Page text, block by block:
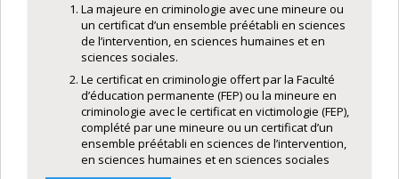
La majeure en criminologie avec une mineure ou
un certificat d’un ensemble préétabli en sciences
de l’intervention, en sciences humaines et en
sciences sociales.
Le certificat en criminologie offert par la Faculté
d’éducation permanente (FEP) ou la mineure en
criminologie avec le certificat en victimologie (FEP),
complété par une mineure ou un certificat d’un
ensemble préétabli en sciences de l’intervention,
en sciences humaines et en sciences sociales